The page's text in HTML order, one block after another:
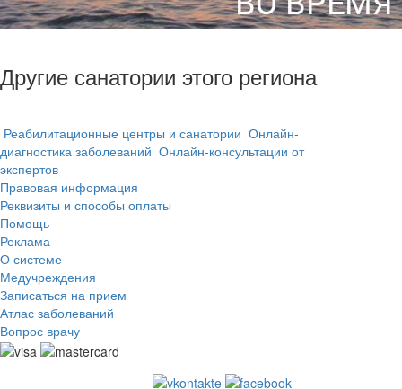
Другие санатории этого региона
Реабилитационные центры и санатории Онлайн-
диагностика заболеваний Онлайн-консультации от
экспертов
Правовая информация
Реквизиты и способы оплаты
Помощь
Реклама
О системе
Медучреждения
Записаться на прием
Атлас заболеваний
Вопрос врачу